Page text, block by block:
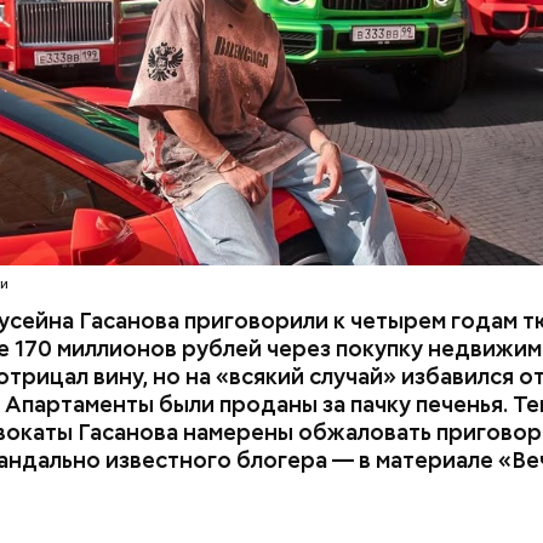
Гасанова приговорили к четырем годам
170 миллионов рублей через покупку
вину, но на «всякий случай» избавился
были проданы за пачку печенья.
Гасанова намерены обжаловать
известного блогера — в материале
расследование. В квартире потерпевших
видеонаблюдения. На записи попал 25-
Артем Миссюра, который тайно приходил в
и подсыпал им в еду химикаты. Также
младшая сестра.